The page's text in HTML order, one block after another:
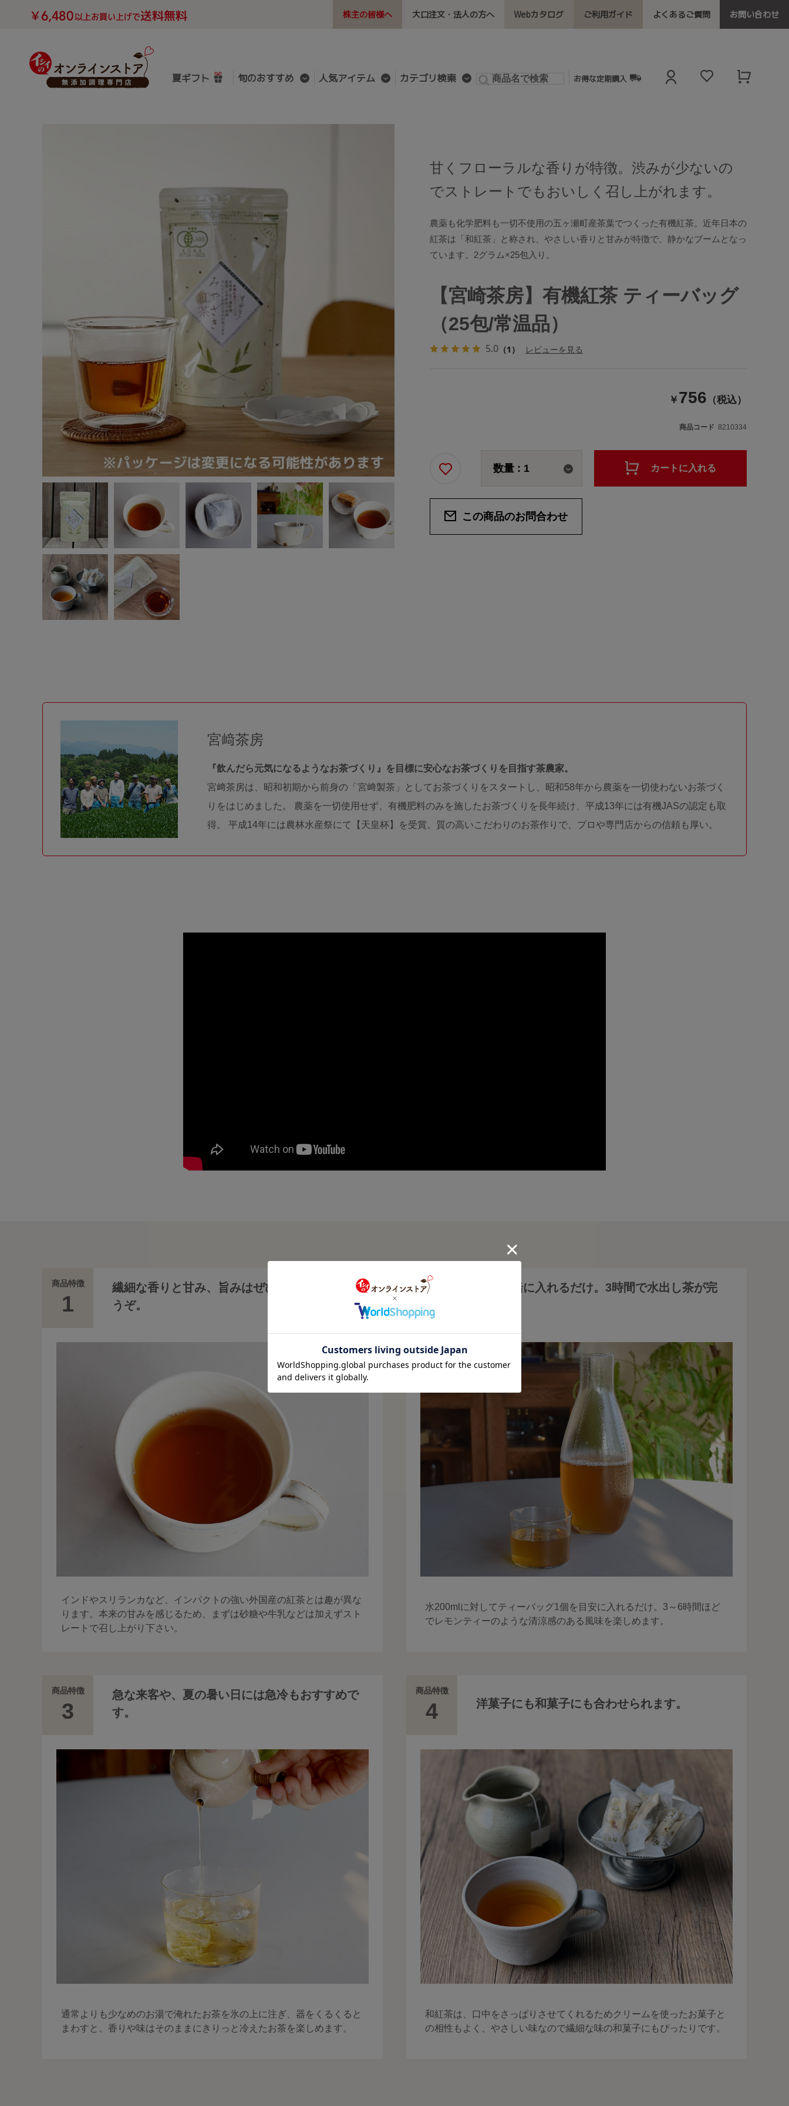
株主の皆様へ 大口注文・法人の方へ Webカタログ ご利用ガイド よくあるご質問 お問い合わせ
夏ギフト 旬のおすすめ 人気アイテム カテゴリ検索 お得な定期購入
甘くフローラルな香りが特徴。渋みが少ないの
でストレートでもおいしく召し上がれます。
農薬も化学肥料も一切不使用の五ヶ瀬町産茶葉でつくった有機紅茶。近年日本の
紅茶は「和紅茶」と称され、やさしい香りと甘みが特徴で、静かなブームとなっ
ています。2グラム×25包入り。
【宮崎茶房】有機紅茶 ティーバッグ
（25包/常温品）
5.0 （1） レビューを見る
￥ 756 （税込）
商品コード 8210334
数量 : 1 カートに入れる
この商品のお問合わせ
宮﨑茶房
『飲んだら元気になるようなお茶づくり』を目標に安心なお茶づくりを目指す茶農家。
宮﨑茶房は、昭和初期から前身の「宮﨑製茶」としてお茶づくりをスタートし、昭和58年から農薬を一切使わないお茶づく
りをはじめました。 農薬を一切使用せず、有機肥料のみを施したお茶づくりを長年続け、平成13年には有機JASの認定も取
得。 平成14年には農林水産祭にて【天皇杯】を受賞。質の高いこだわりのお茶作りで、プロや専門店からの信頼も厚い。
商品特徴
1
繊細な香りと甘み、旨みはぜひストレートでど
うぞ。
インドやスリランカなど、インパクトの強い外国産の紅茶とは趣が異な
ります。本来の甘みを感じるため、まずは砂糖や牛乳などは加えずスト
レートで召し上がり下さい。
商品特徴
2
水と一緒に入れるだけ。3時間で水出し茶が完
水200mlに対してティーバッグ1個を目安に入れるだけ。3～6時間ほど
でレモンティーのような清涼感のある風味を楽しめます。
商品特徴
3
急な来客や、夏の暑い日には急冷もおすすめで
す。
通常よりも少なめのお湯で淹れたお茶を氷の上に注ぎ、器をくるくると
まわすと、香りや味はそのままにきりっと冷えたお茶を楽しめます。
商品特徴
4 洋菓子にも和菓子にも合わせられます。
和紅茶は、口中をさっぱりさせてくれるためクリームを使ったお菓子と
の相性もよく、やさしい味なので繊細な味の和菓子にもぴったりです。